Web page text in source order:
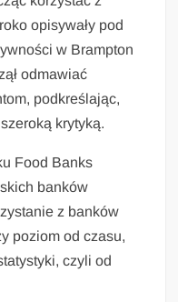
opisywały pod
w Brampton
odmawiać
podkreślając,
krytyką.
Food Banks
banków
z banków
poziom od czasu,
czyli od